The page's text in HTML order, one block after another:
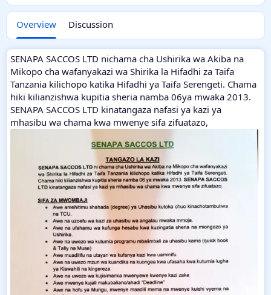
Overview Discussion
SENAPA SACCOS LTD nichama cha Ushirika wa Akiba na
Mikopo cha wafanyakazi wa Shirika la Hifadhi za Taifa
Tanzania kilichopo katika Hifadhi ya Taifa Serengeti. Chama
hiki kilianzishwa kupitia sheria namba 06ya mwaka 2013.
SENAPA SACCOS LTD kinatangaza nafasi ya kazi ya
mhasibu wa chama kwa mwenye sifa zifuatazo,